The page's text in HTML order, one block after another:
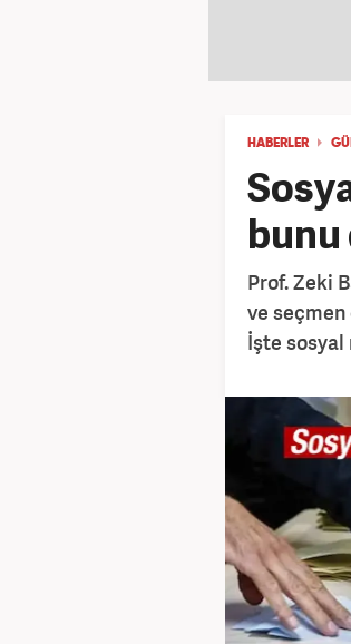
HABERLER
bunu
Prof. Zeki
ve seçmen
İşte sosyal